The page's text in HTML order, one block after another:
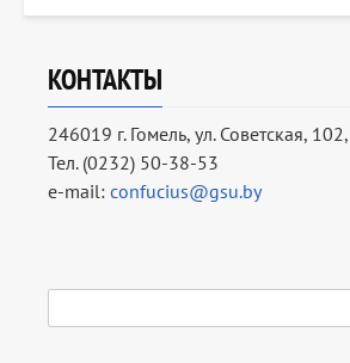
КОНТАКТЫ
246019 г. Гомель, ул. Советская,
Тел. (0232) 50-38-53
e-mail: confucius@gsu.by